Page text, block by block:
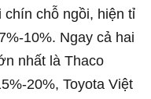
chỗ ngồi, hiện tỉ
10%. Ngay cả hai
nhất là Thaco
20%, Toyota Việt